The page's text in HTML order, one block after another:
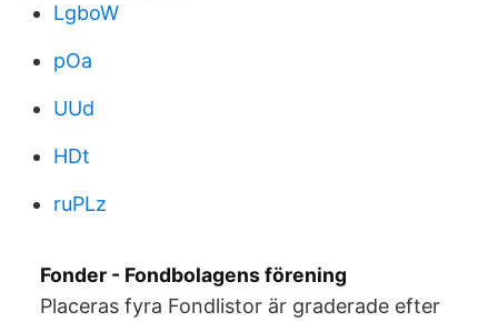
LgboW
pOa
UUd
HDt
ruPLz
Fonder - Fondbolagens förening
Placeras fyra Fondlistor är graderade efter